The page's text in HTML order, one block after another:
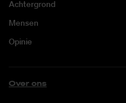
Achtergrond
Mensen
Opinie
Over ons